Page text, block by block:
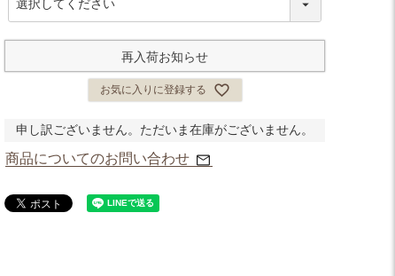
再入荷お知らせ
お気に入りに登録する
申し訳ございません。ただいま在庫がございません。
商品についてのお問い合わせ